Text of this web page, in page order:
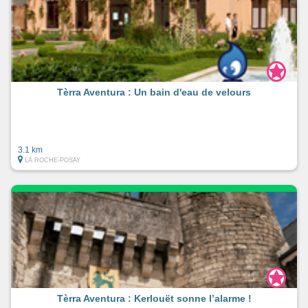
Tèrra Aventura : Un bain d'eau de velours
3.1 km
LA ROCHE-POSAY
Tèrra Aventura : Kerlouët sonne l’alarme !